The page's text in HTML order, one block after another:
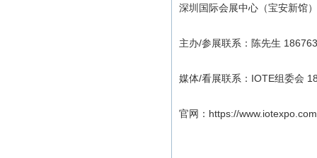
深圳国际会展中心（宝安新馆
主办/参展联系：陈先生
媒体/看展联系：IOTE组委会
官网：https://